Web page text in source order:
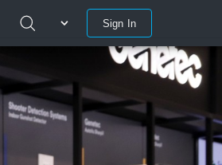
Sign In